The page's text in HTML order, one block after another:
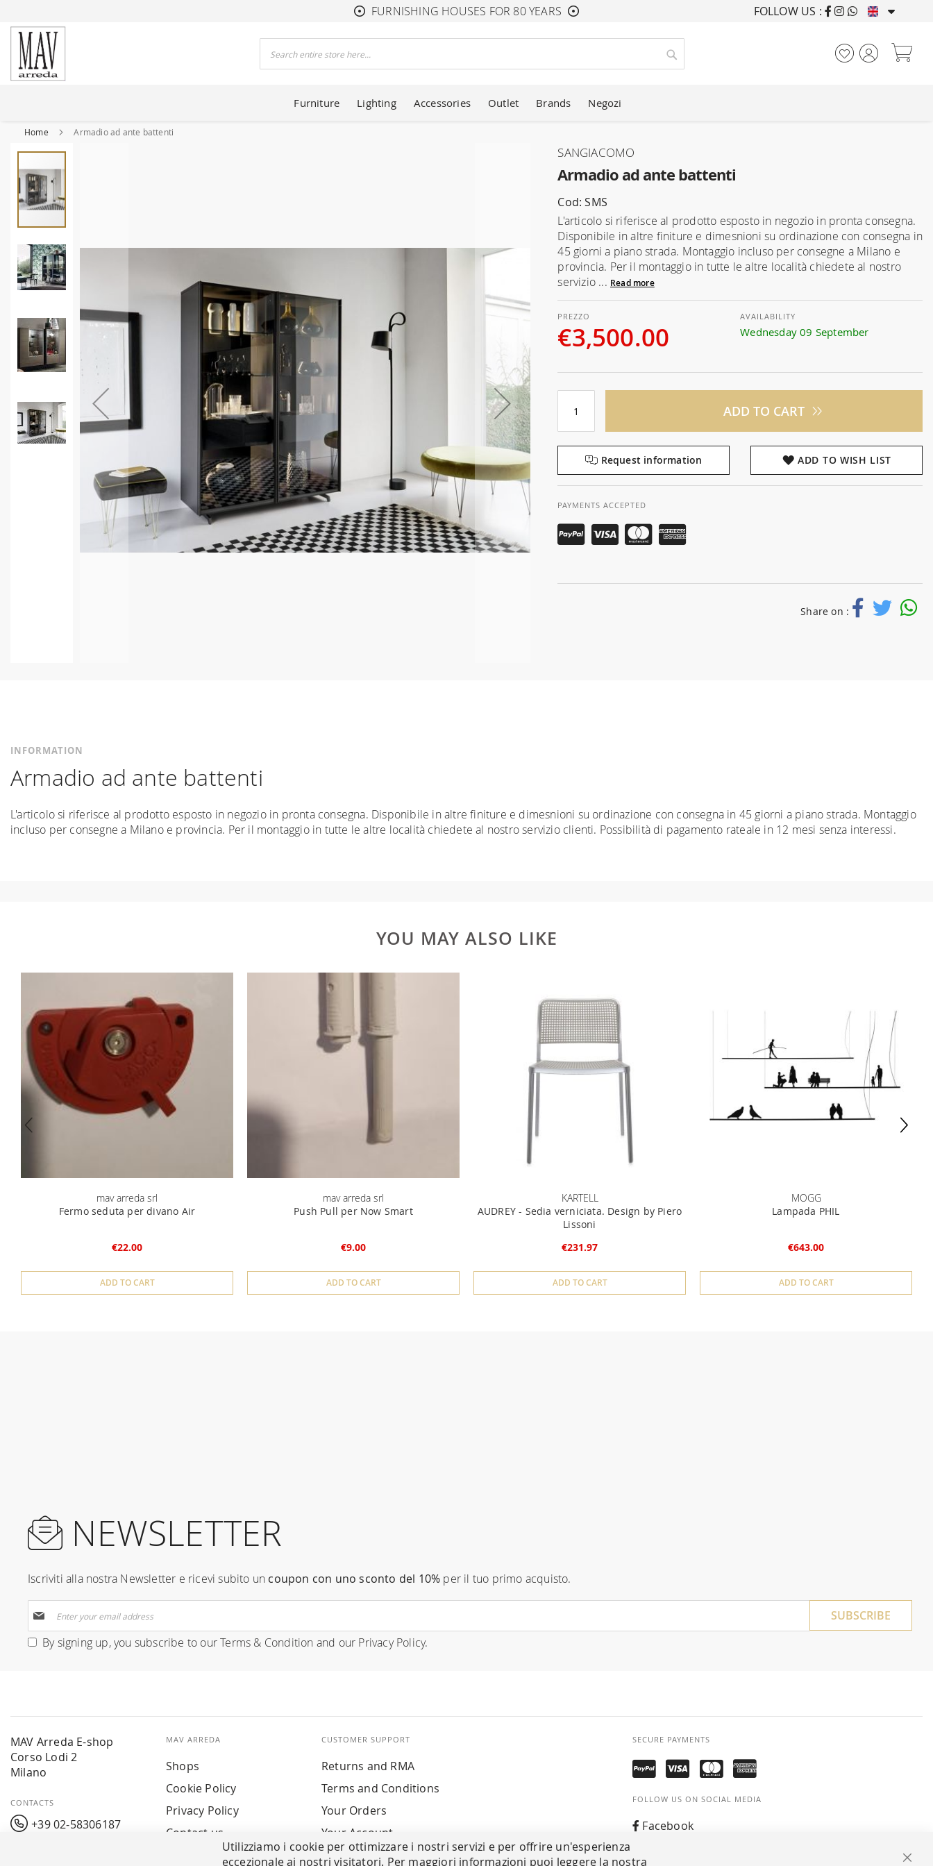
FURNISHING HOUSES FOR 80 YEARS FURNISHING HOUSES
FOLLOW US :
Search
Furniture Lighting Accessories Outlet Brands Negozi
Home Armadio ad ante battenti
Armadio ad ante battenti
SANGIACOMO
Cod: SMS
L'articolo si riferisce al prodotto esposto in negozio in pronta consegna.
Disponibile in altre finiture e dimesnioni su ordinazione con consegna in
45 giorni a piano strada. Montaggio incluso per consegne a Milano e
provincia. Per il montaggio in tutte le altre località chiedete al nostro
servizio ... Read more
€3,500.00
AVAILABILITY
Wednesday 09 September
ADD TO CART
Request information ADD TO WISH LIST
PAYMENTS ACCEPTED
Share on :
Skip
to
the
end
of
the
images
gallery
the
gallery
INFORMATION
Armadio ad ante battenti
L'articolo si riferisce al prodotto esposto in negozio in pronta consegna. Disponibile in altre finiture e dimesnioni su ordinazione con consegna in 45 giorni a piano strada. Montaggio
incluso per consegne a Milano e provincia. Per il montaggio in tutte le altre località chiedete al nostro servizio clienti. Possibilità di pagamento rateale in 12 mesi senza interessi.
YOU MAY ALSO LIKE
mav arreda srl
Fermo seduta per divano Air
€22.00
ADD TO CART
mav arreda srl
Push Pull per Now Smart
€9.00
ADD TO CART
KARTELL
AUDREY - Sedia verniciata. Design by Piero
Lissoni
€231.97
ADD TO CART
MOGG
Lampada PHIL
€643.00
ADD TO CART
NEWSLETTER
Iscriviti alla nostra Newsletter e ricevi subito un coupon con uno sconto del 10% per il tuo primo acquisto.
Up
for By signing up, you subscribe to ourTerms & Condition and our Privacy Policy.
SUBSCRIBE
MAV Arreda E-shop
Corso Lodi 2
Milano
CONTACTS
+39 02-58306187
MAV ARREDA
Shops
Cookie Policy
Privacy Policy
Contact us
CUSTOMER SUPPORT
Returns and RMA
Terms and Conditions
Your Orders
Your Account
SECURE PAYMENTS
FOLLOW US ON SOCIAL MEDIA
Facebook
Utilizziamo i cookie per ottimizzare i nostri servizi e per offrire un'esperienza
eccezionale ai nostri visitatori. Per maggiori informazioni puoi leggere la nostra